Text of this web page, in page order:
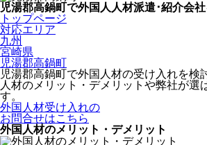
児湯郡高鍋町で外国人人材派遣･紹介会
トップページ
対応エリア
九州
宮崎県
児湯郡高鍋町
児湯郡高鍋町で外国人材の受け入れを検
人材のメリット・デメリットや弊社が選
す。
外国人材受け入れの
お問合せはこちら
外国人材のメリット・デメリット